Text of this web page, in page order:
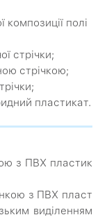
композиції полі
стрічки;
стрічкою;
пластикат.
з ПВХ пластик
з ПВХ пласт
виділенням